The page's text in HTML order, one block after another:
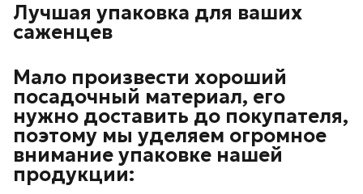
Лучшая упаковка для ваших
саженцев
Мало произвести хороший
посадочный материал, его
нужно доставить до покупателя,
поэтому мы уделяем огромное
внимание упаковке нашей
продукции: